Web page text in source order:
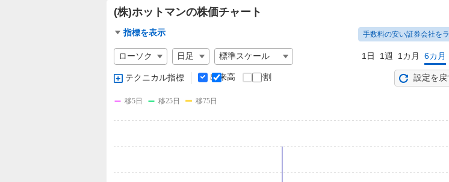
(株)ホットマンの株価チャート
チ
ャ
ー
ト
指
標
手数料の安い証券会社を
指標を表示
チ
ャ
ー
の
定
1日 1週 1カ月 6カ月
テクニカル指標 出来高 分割 設定を戻
移5日 移25日 移75日